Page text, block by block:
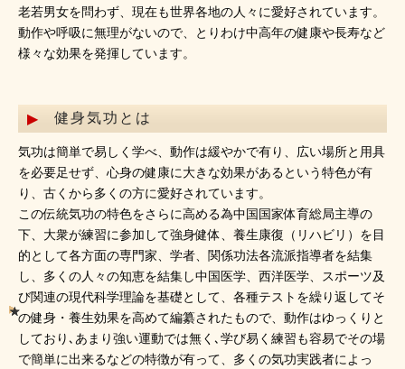
老若男女を問わず、現在も世界各地の人々に愛好されています。
動作や呼吸に無理がないので、とりわけ中高年の健康や長寿など
様々な効果を発揮しています。
健身気功とは
気功は簡単で易しく学べ、動作は緩やかで有り、広い場所と用具
を必要足せず、心身の健康に大きな効果があるという特色が有
り、古くから多くの方に愛好されています。
この伝統気功の特色をさらに高める為中国国家体育総局主導の
下、大衆が練習に参加して強身健体、養生康復（リハビリ）を目
的として各方面の専門家、学者、関係功法各流派指導者を結集
し、多くの人々の知恵を結集し中国医学、西洋医学、スポーツ及
び関連の現代科学理論を基礎として、各種テストを繰り返してそ
の健身・養生効果を高めて編纂されたもので、動作はゆっくりと
しており､あまり強い運動では無く､学び易く練習も容易でその場
で簡単に出来るなどの特徴が有って、多くの気功実践者によっ